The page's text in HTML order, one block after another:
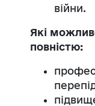
війни.
Які
повністю: